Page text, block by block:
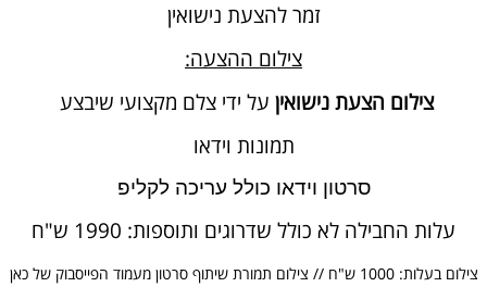
זמר להצעת נישואין
צילום ההצעה:
צילום הצעת נישואין על ידי צלם מקצועי שיבצע
תמונות וידאו
סרטון וידאו כולל עריכה לקליפ
עלות החבילה לא כולל שדרוגים ותוספות: 1990 ש"ח
צילום בעלות: 1000 ש"ח // צילום תמורת שיתוף סרטון מעמוד הפייסבוק של כאן